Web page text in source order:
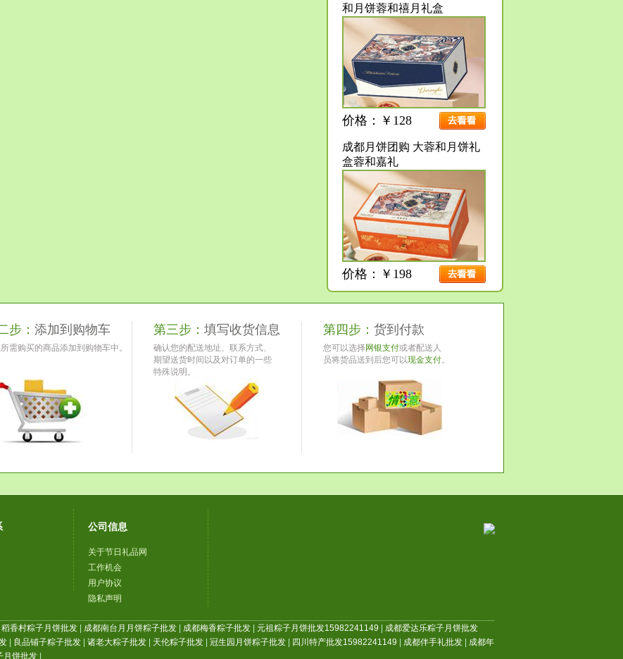
和月饼蓉和禧月礼盒
价格：￥128
成都月饼团购 大蓉和月饼礼
盒蓉和嘉礼
价格：￥198
步： 添加到购物车
需购买的商品添加到购物车中。
第三步： 填写收货信息
确认您的配送地址、联系方式、
期望送货时间以及对订单的一些
特殊说明。
第四步： 货到付款
您可以选择 网银支付或者配送人
员将货品送到后您可以现金支付。
公司信息
关于节日礼品网
工作机会
用户协议
隐私声明
稻香村粽子月饼批发 成都南台月月饼粽子批发 成都梅香粽子批发 元祖粽子月饼批发15982241149
成都爱达乐粽子月饼批发
良品铺子粽子批发 诸老大粽子批发 天伦粽子批发 冠生园月饼粽子批发 四川特产批发15982241149 成都伴手礼批发
成都年
月饼批发